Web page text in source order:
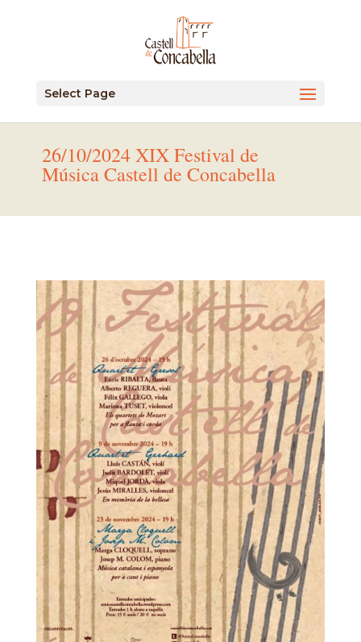
Select Page
26/10/2024 XIX Festival de
Música Castell de Concabella